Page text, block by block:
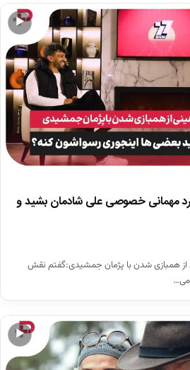
▶
مهمانی خصوصی علی شادمان بشید و
از همبازی شدن با پژمان جمشیدی:گفتم نقش
می…
▶